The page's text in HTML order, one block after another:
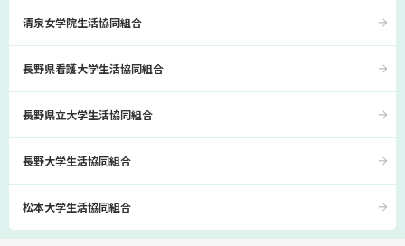
清泉女学院生活協同組合
長野県看護大学生活協同組合
長野県立大学生活協同組合
長野大学生活協同組合
松本大学生活協同組合